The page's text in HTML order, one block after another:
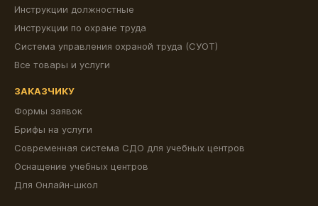
Инструкции должностные
Инструкции по охране труда
Система управления охраной труда (СУОТ)
Все товары и услуги
ЗАКАЗЧИКУ
Формы заявок
Брифы на услуги
Современная система СДО для учебных центров
Оснащение учебных центров
Для Онлайн-школ